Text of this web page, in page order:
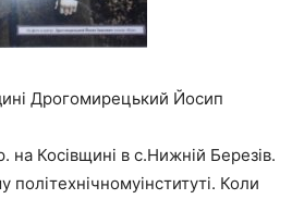
Дрогомирецький Йосип
на Косівщині в с.Нижній Березів.
політехнічномуінституті. Коли